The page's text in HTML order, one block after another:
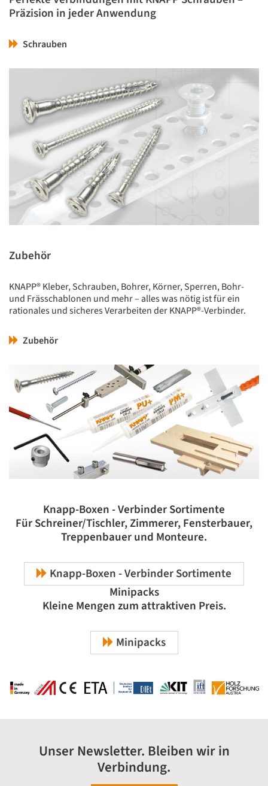
Präzision in jeder Anwendung
Schrauben
Zubehör
KNAPP® Kleber, Schrauben, Bohrer, Körner, Sperren, Bohr-
und Frässchablonen und mehr – alles was nötig ist für ein
rationales und sicheres Verarbeiten der KNAPP®-Verbinder.
Zubehör
Knapp-Boxen - Verbinder Sortimente
Für Schreiner/Tischler, Zimmerer, Fensterbauer,
Treppenbauer und Monteure.
Knapp-Boxen - Verbinder Sortimente
Minipacks
Kleine Mengen zum attraktiven Preis.
Minipacks
Unser Newsletter. Bleiben wir in
Verbindung.